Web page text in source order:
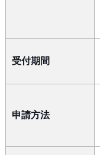
受付期間
申請方法